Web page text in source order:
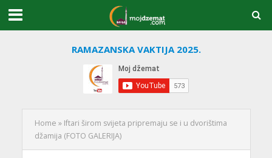
RAMAZANSKA VAKTIJA 2025.
Home » Iftari širom svijeta pripremaju se i u dvorištima
džamija (FOTO GALERIJA)